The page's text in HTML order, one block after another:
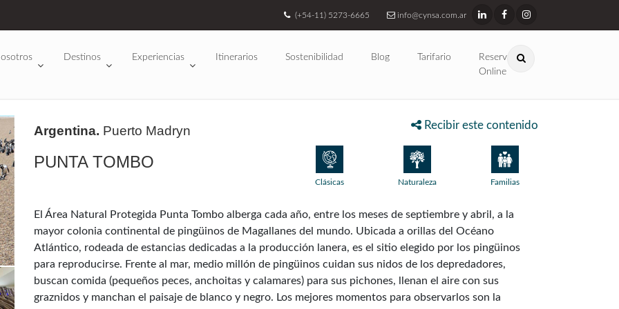
(+54-11) 5273-6665 info@cynsa.com.ar
Destinos Experiencias Itinerarios Sostenibilidad Blog Tarifario
Reservas
Online
Recibir este contenido
Argentina. Puerto Madryn
PUNTA TOMBO
Clásicas Naturaleza Familias
El Área Natural Protegida Punta Tombo alberga cada año, entre los meses de septiembre y abril, a la
mayor colonia continental de pingüinos de Magallanes del mundo. Ubicada a orillas del Océano
Atlántico, rodeada de estancias dedicadas a la producción lanera, es el sitio elegido por los pingüinos
para reproducirse. Frente al mar, medio millón de pingüinos cuidan sus nidos de los depredadores,
buscan comida (pequeños peces, anchoitas y calamares) para sus pichones, llenan el aire con sus
graznidos y manchan el paisaje de blanco y negro. Los mejores momentos para observarlos son la